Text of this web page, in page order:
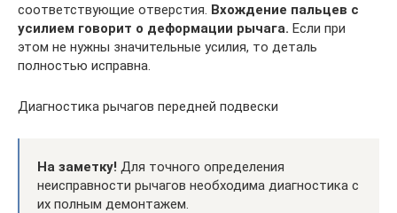
соответствующие отверстия. Вхождение пальцев с
усилием говорит о деформации рычага. Если при
этом не нужны значительные усилия, то деталь
полностью исправна.
Диагностика рычагов передней подвески
На заметку! Для точного определения
неисправности рычагов необходима диагностика с
их полным демонтажем.